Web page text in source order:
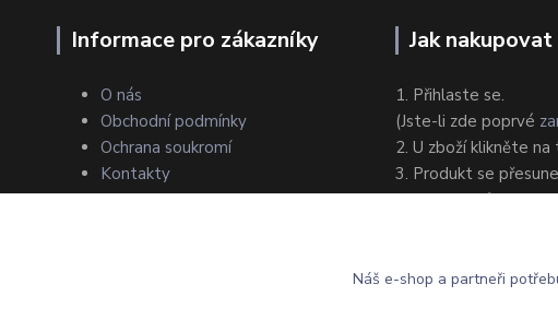
Informace pro zákazníky
O nás
Obchodní podmínky
Ochrana soukromí
Kontakty
Jak nakupovat
1. Přihlaste se.
(Jste-li zde poprvé
2. U zboží klikněte
3. Produkt se
4. Zvolte způsob
Náš e-shop a partneři